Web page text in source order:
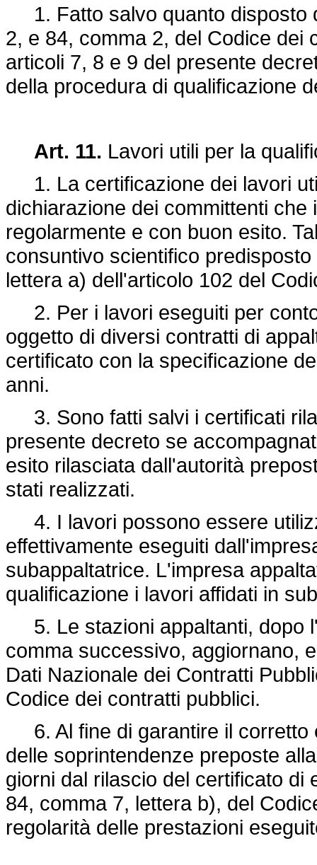
1. Fatto salvo quanto disposto
2, e 84, comma 2, del Codice dei
articoli 7, 8 e 9 del presente
della procedura di qualificazione
Art. 11. Lavori utili per la
1. La certificazione dei lavori
dichiarazione dei committenti
regolarmente e con buon esito.
consuntivo scientifico
lettera a) dell'articolo 102 del
2. Per i lavori eseguiti per
oggetto di diversi contratti di
certificato con la specificazione
anni.
3. Sono fatti salvi i certificati
presente decreto se
esito rilasciata dall'autorità
stati realizzati.
4. I lavori possono essere
effettivamente eseguiti
subappaltatrice. L'impresa
qualificazione i lavori affidati in
5. Le stazioni appaltanti, dopo
comma successivo, aggiornano,
Dati Nazionale dei Contratti
Codice dei contratti pubblici.
6. Al fine di garantire il corretto
delle soprintendenze preposte
giorni dal rilascio del certificato di
84, comma 7, lettera b), del
regolarità delle prestazioni